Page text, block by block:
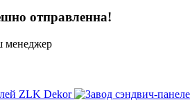
отправленна!
менеджер